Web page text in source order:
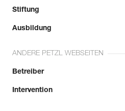
Stiftung
Ausbildung
ANDERE PETZL WEBSEITEN
Betreiber
Intervention